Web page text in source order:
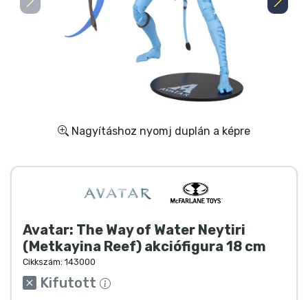
Nagyításhoz nyomj duplán a képre
Avatar: The Way of Water Neytiri
(Metkayina Reef) akciófigura 18 cm
Cikkszám: 143000
Kifutott
Ajándékkártya
Szállítás és fizetés
Animés cuccok
Gamer cuccok
Sportos cuccok